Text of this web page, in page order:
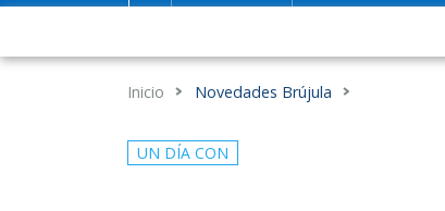
Inicio Novedades Brújula
UN DÍA CON